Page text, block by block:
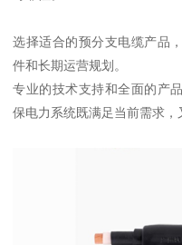
选择适合的预分支电缆产品
件和长期运营规划。
专业的技术支持和全面的产
保电力系统既满足当前需求，